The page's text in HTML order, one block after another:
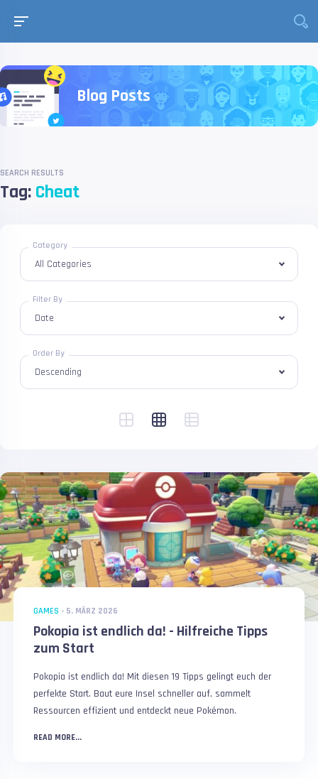
Blog Posts
SEARCH RESULTS
Tag: Cheat
Category
Filter By
Order By
GAMES - 5. MÄRZ 2026
Pokopia ist endlich da! - Hilfreiche Tipps
zum Start
Pokopia ist endlich da! Mit diesen 19 Tipps gelingt euch der
perfekte Start. Baut eure Insel schneller auf, sammelt
Ressourcen effizient und entdeckt neue Pokémon.
READ MORE...